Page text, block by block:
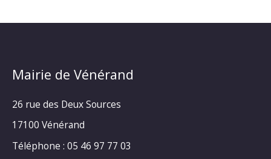
Mairie de Vénérand
26 rue des Deux Sources
17100 Vénérand
Téléphone : 05 46 97 77 03